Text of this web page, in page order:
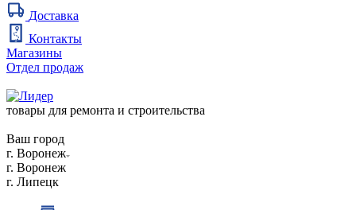
Доставка
Контакты
Магазины
Отдел продаж
товары для ремонта и строительства
Ваш город
г. Воронеж
г. Воронеж
г. Липецк